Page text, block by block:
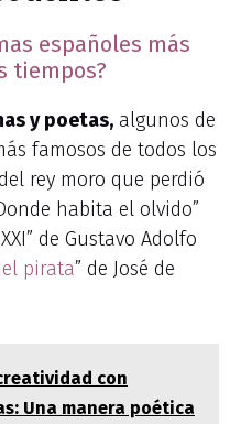
españoles más
tiempos?
y poetas, algunos de
famosos de todos los
rey moro que perdió
habita el olvido”
de Gustavo Adolfo
pirata” de José de
con
Una manera poética